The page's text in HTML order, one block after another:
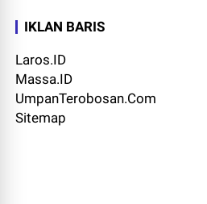
IKLAN BARIS
Laros.ID
Massa.ID
UmpanTerobosan.Com
Sitemap